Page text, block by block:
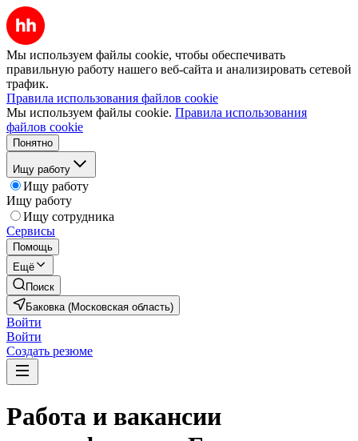
Мы используем файлы cookie, чтобы обеспечивать
правильную работу нашего веб-сайта и анализировать сетевой
трафик.
Правила использования файлов cookie
Мы используем файлы cookie. Правила использования
файлов cookie
Понятно
Ищу работу
Ищу работу
Ищу работу
Ищу сотрудника
Сервисы
Помощь
Ещё
Поиск
Баковка (Московская область)
Войти
Войти
Создать резюме
Работа и вакансии